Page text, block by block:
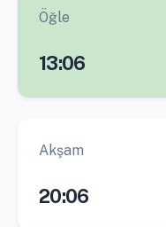
Öğle
13:06
Akşam
20:06